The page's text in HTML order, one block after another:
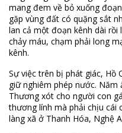
mang đem về bỏ xuống
gặp vùng đất có quặng sắt
lan cả một đoạn kênh dài rồi
chảy máu, chạm phải long
kênh.
Sự việc trên bị phát giác, Hồ
giữ nghiêm phép nước. Năm
Thương xót cho người con
thương lính mà phải chịu cái
làng xã ở Thanh Hóa, Nghệ